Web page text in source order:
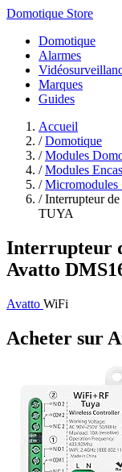
Domotique Store
Domotique
Alarmes
Marques
Guides
Accueil
/ Domotique
/ Modules
/ Modules
/ Micromodules
/ Interrupteur
TUYA
Interrupteur
Avatto
Avatto WiFi
Acheter sur